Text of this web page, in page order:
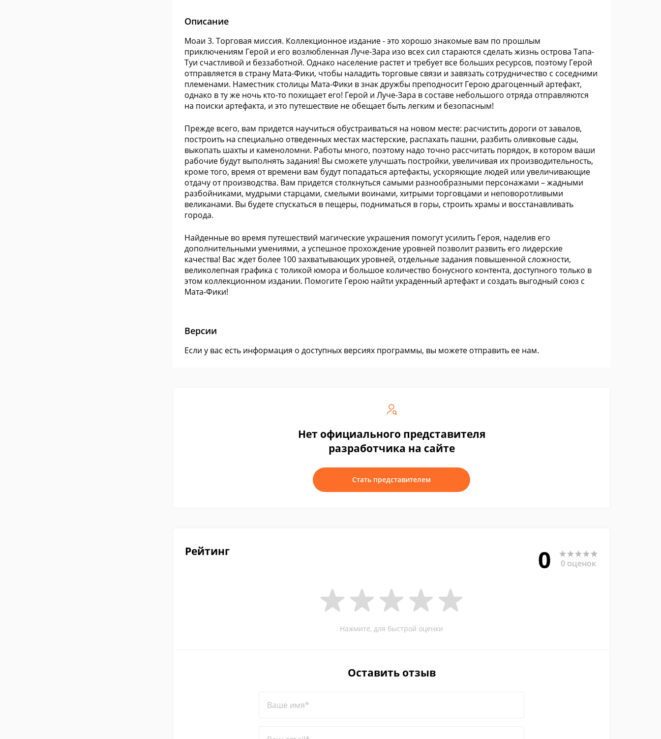
Описание
Моаи 3. Торговая миссия. Коллекционное издание - это хорошо знакомые вам по прошлым
приключениям Герой и его возлюбленная Луче-Зара изо всех сил стараются сделать жизнь острова Тапа-
Туи счастливой и беззаботной. Однако население растет и требует все больших ресурсов, поэтому Герой
отправляется в страну Мата-Фики, чтобы наладить торговые связи и завязать сотрудничество с соседними
племенами. Наместник столицы Мата-Фики в знак дружбы преподносит Герою драгоценный артефакт,
однако в ту же ночь кто-то похищает его! Герой и Луче-Зара в составе небольшого отряда отправляются
на поиски артефакта, и это путешествие не обещает быть легким и безопасным!
Прежде всего, вам придется научиться обустраиваться на новом месте: расчистить дороги от завалов,
построить на специально отведенных местах мастерские, распахать пашни, разбить оливковые сады,
выкопать шахты и каменоломни. Работы много, поэтому надо точно рассчитать порядок, в котором ваши
рабочие будут выполнять задания! Вы сможете улучшать постройки, увеличивая их производительность,
кроме того, время от времени вам будут попадаться артефакты, ускоряющие людей или увеличивающие
отдачу от производства. Вам придется столкнуться самыми разнообразными персонажами – жадными
разбойниками, мудрыми старцами, смелыми воинами, хитрыми торговцами и неповоротливыми
великанами. Вы будете спускаться в пещеры, подниматься в горы, строить храмы и восстанавливать
города.
Найденные во время путешествий магические украшения помогут усилить Героя, наделив его
дополнительными умениями, а успешное прохождение уровней позволит развить его лидерские
качества! Вас ждет более 100 захватывающих уровней, отдельные задания повышенной сложности,
великолепная графика с толикой юмора и большое количество бонусного контента, доступного только в
этом коллекционном издании. Помогите Герою найти украденный артефакт и создать выгодный союз с
Мата-Фики!
Версии
Если у вас есть информация о доступных версиях программы, вы можете отправить ее нам.
Нет официального представителя
разработчика на сайте
Стать представителем
Рейтинг 0 0 оценок
Нажмите, для быстрой оценки
Оставить отзыв
Ваше имя*